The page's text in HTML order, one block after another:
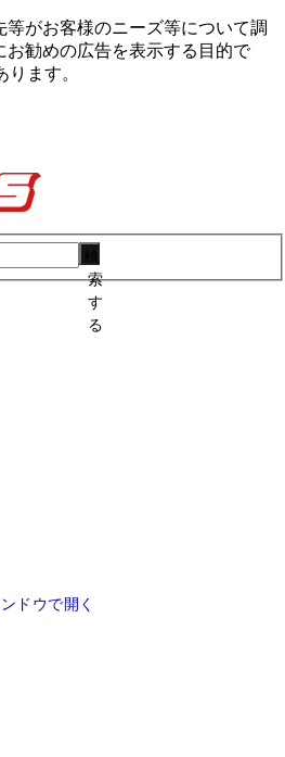
がお客様のニーズ等について調
勧めの広告を表⽰する⽬的で
ます。
索
す
る
ドウで開く